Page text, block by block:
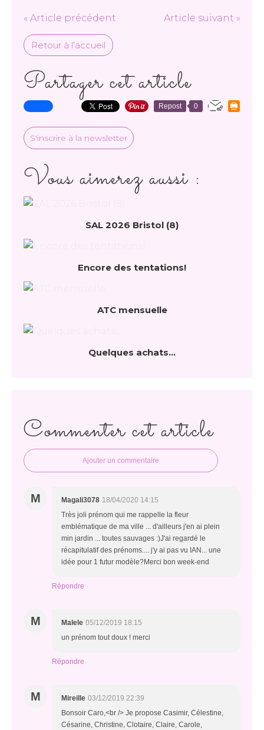
« Article précédent Article suivant »
Retour à l'accueil
Partager cet article
Repost 0
S'inscrire à la newsletter
Vous aimerez aussi :
SAL 2026 Bristol (8)
Encore des tentations!
ATC mensuelle
Quelques achats...
Commenter cet article
Ajouter un commentaire
M Magali3078 18/04/2020 14:15
Très joli prénom qui me rappelle la fleur
emblématique de ma ville ... d'ailleurs j'en ai plein
min jardin ... toutes sauvages :)J'ai regardé le
récapitulatif des prénoms.... j'y ai pas vu IAN... une
idée pour 1 futur modèle?Merci bon week-end
Répondre
M Malele 05/12/2019 18:15
un prénom tout doux ! merci
Répondre
M Mireille 03/12/2019 22:39
Bonsoir Caro,<br /> Je propose Casimir, Célestine,
Césarine, Christine, Clotaire, Claire, Carole,